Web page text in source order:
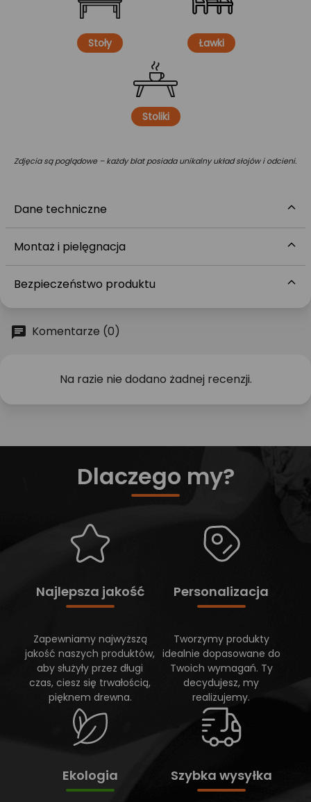
Stoły Ławki
Stoliki
Zdjęcia są poglądowe – każdy blat posiada unikalny układ słojów i odcieni.
Dane techniczne
Montaż i pielęgnacja
Bezpieczeństwo produktu
Komentarze (0)
Na razie nie dodano żadnej recenzji.
Dlaczego my?
Najlepsza jakość
Zapewniamy najwyższą
jakość naszych produktów,
aby służyły przez długi
czas, ciesz się trwałością,
pięknem drewna.
Personalizacja
Tworzymy produkty
idealnie dopasowane do
Twoich wymagań. Ty
decydujesz, my
realizujemy.
Ekologia Szybka wysyłka